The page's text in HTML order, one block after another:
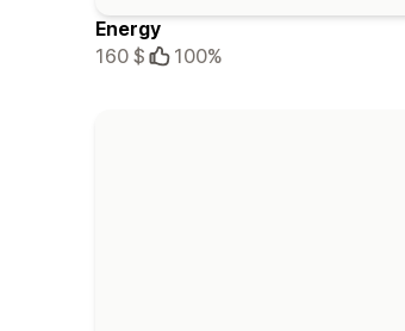
Energy
160 $
100%